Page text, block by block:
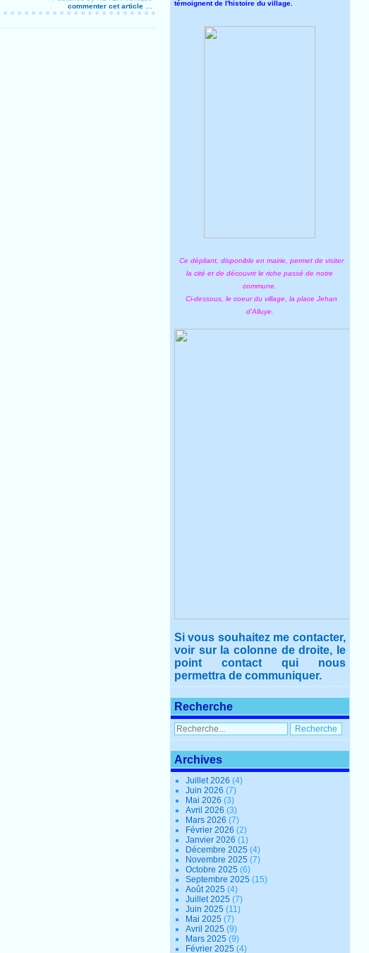
commenter cet article
témoignent de l'histoire du village.
Ce dépliant, disponible en mairie, permet de visiter
la cité et de découvrir le riche passé de notre
commune.
Ci-dessous, le coeur du village, la place Jehan
d'Alluye.
Si vous souhaitez me contacter,
voir sur la colonne de droite, le
point contact qui nous
permettra de communiquer.
Recherche
Archives
Juillet 2026(4)
Juin 2026(7)
Mai 2026(3)
Avril 2026(3)
Mars 2026(7)
Février 2026(2)
Janvier 2026(1)
Décembre 2025(4)
Novembre 2025(7)
Octobre 2025(6)
Septembre 2025(15)
Août 2025(4)
Juillet 2025(7)
Juin 2025(11)
Mai 2025(7)
Avril 2025(9)
Mars 2025(9)
Février 2025(4)